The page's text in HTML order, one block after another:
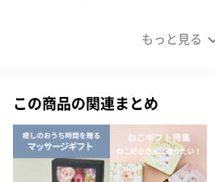
もっと見る
充電式ホットアイマスク Neko ver
この商品の関連まとめ